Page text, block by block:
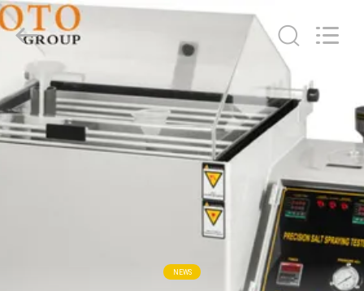
HUIS
PRODUCTEN
BOTO
GROUP
LTD.
All
Rights
NEWS